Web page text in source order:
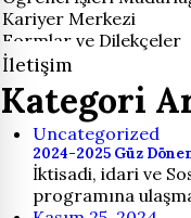
Kariyer Merkezi
Formlar ve Dilekçeler
İletişim
Kategori
Uncategorized
2024-2025 Güz
İktisadi, idari ve
programına